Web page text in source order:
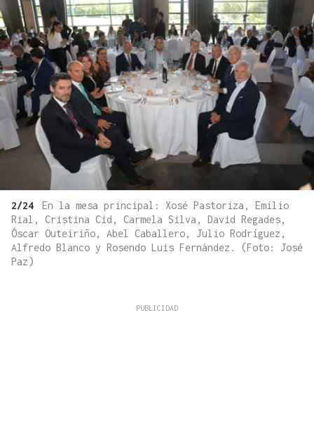
2/24
En la mesa principal: Xosé Pastoriza, Emilio
Rial, Cristina Cid, Carmela Silva, David Regades,
Óscar Outeiriño, Abel Caballero, Julio Rodríguez,
Alfredo Blanco y Rosendo Luis Fernández. (Foto: José
Paz)